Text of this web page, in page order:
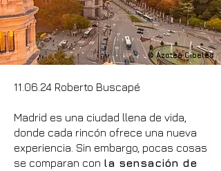
© Azotea Cibeles
11.06.24 Roberto Buscapé
Madrid es una ciudad llena de vida,
donde cada rincón ofrece una nueva
experiencia. Sin embargo, pocas cosas
se comparan con la sensación de